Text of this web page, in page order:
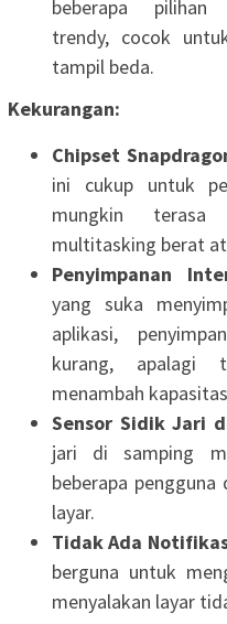
beberapa
trendy, cocok
tampil beda.
Kekurangan:
Chipset
ini cukup untuk
mungkin
multitasking berat
Penyimpanan
yang suka
aplikasi,
kurang, apalagi
menambah
Sensor Sidik Jari
jari di samping
beberapa
layar.
Tidak Ada
berguna untuk
menyalakan layar